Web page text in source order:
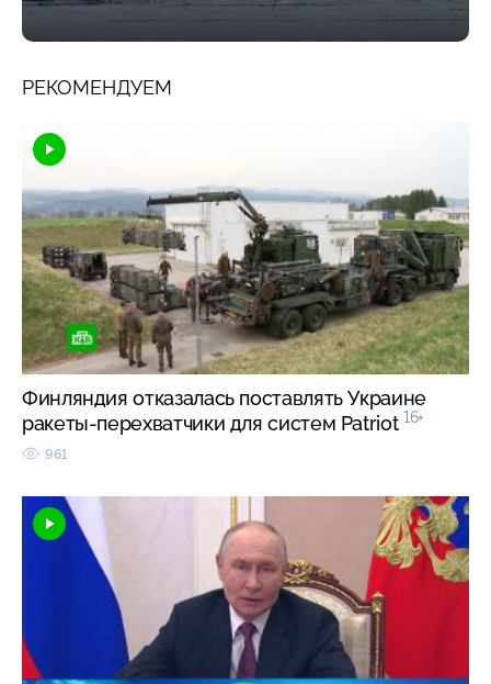
РЕКОМЕНДУЕМ
Финляндия отказалась поставлять Украине
ракеты-перехватчики для систем Patriot 16+
961